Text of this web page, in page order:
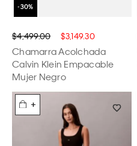
$4,499.00 $3,149.30
Chamarra Acolchada
Calvin Klein Empacable
Mujer Negro
+